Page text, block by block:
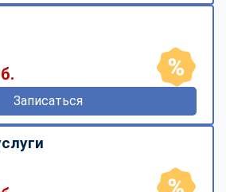
Записаться